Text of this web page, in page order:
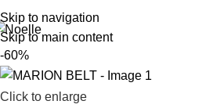
Skip to navigation
Skip to main content
-60%
Click to enlarge